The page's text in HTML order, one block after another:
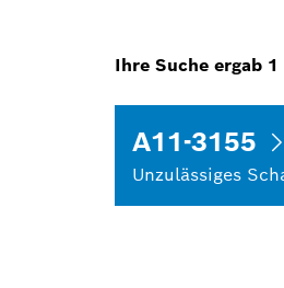
Ihre Suche ergab 1
A11-3155
Unzulässiges